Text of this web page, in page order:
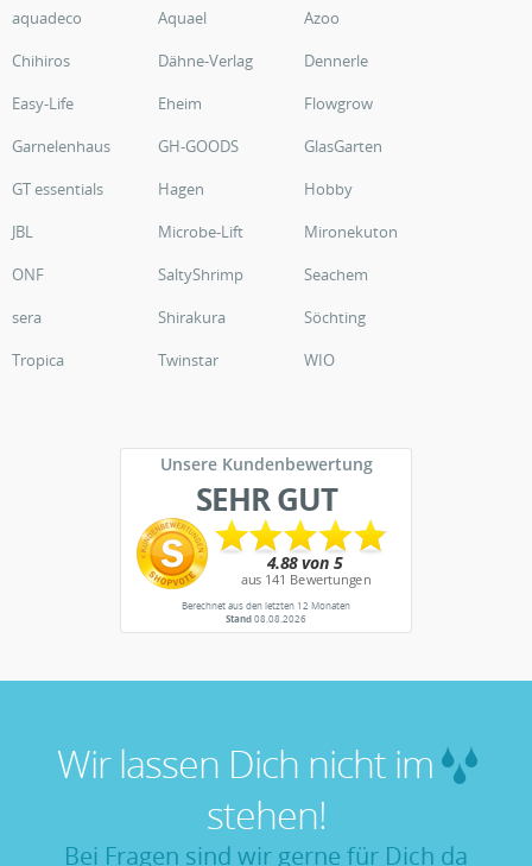
aquadeco
Aquael
Azoo
Chihiros
Dähne-Verlag
Dennerle
Easy-Life
Eheim
Flowgrow
Garnelenhaus
GH-GOODS
GlasGarten
GT essentials
Hagen
Hobby
JBL
Microbe-Lift
Mironekuton
ONF
SaltyShrimp
Seachem
sera
Shirakura
Söchting
Tropica
Twinstar WIO
Unsere Kundenbewertung
SEHR GUT
Berechnet aus den letzten 12 Monaten
Stand08.08.2026
Wir lassen Dich nicht im
stehen!
Bei Fragen sind wir gerne für Dich da